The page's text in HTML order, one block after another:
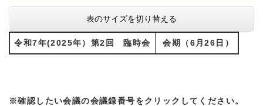
表のサイズを切り替える
令和7年(2025年）第2回 臨時会 会期（6月26日）
※確認したい会議の会議録番号をクリックしてください。